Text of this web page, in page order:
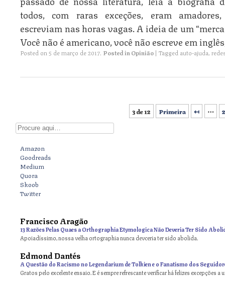
todos, com raras exceções, eram
escreviam nas horas vagas. A ideia de um
Você não é americano, você não escreve em
Posted on5 de março de 2017. Posted inOpinião | Tagged auto-ajuda,
3 de 12 Primeira ↤ ⋯ 2
Digite aqui
Amazon
Goodreads
Medium
Quora
Skoob
Twitter
Francisco Aragão
13 Razões Pelas Quaes a Orthographia Etymologica Não Deveria Ter Sido
Apoiadíssimo, nossa velha ortographia nunca devceria ter sido abolida.
Edmond Dantés
A Questão do Racismo no Legendarium de Tolkien e o Fanatismo dos
Gratos pelo excelente ensaio. E é sempre refrescante verificar há felizes excepções a